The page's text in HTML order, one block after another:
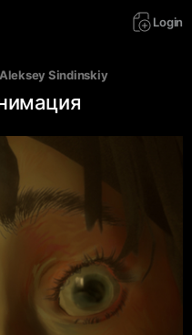
Login
Aleksey Sindinskiy